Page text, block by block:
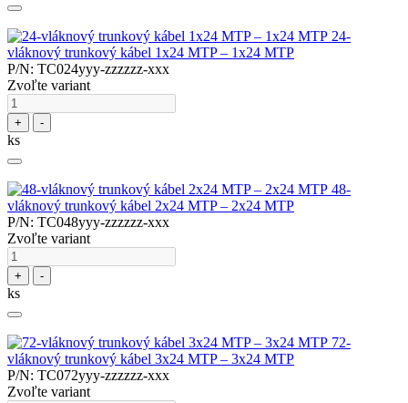
24-
vláknový trunkový kábel 1x24 MTP – 1x24 MTP
P/N: TC024yyy-zzzzzz-xxx
Zvoľte variant
+ -
ks
48-
vláknový trunkový kábel 2x24 MTP – 2x24 MTP
P/N: TC048yyy-zzzzzz-xxx
Zvoľte variant
+ -
ks
72-
vláknový trunkový kábel 3x24 MTP – 3x24 MTP
P/N: TC072yyy-zzzzzz-xxx
Zvoľte variant